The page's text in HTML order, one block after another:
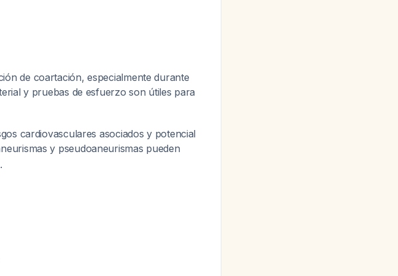
de coartación, especialmente durante
y pruebas de esfuerzo son útiles para
cardiovasculares asociados y potencial
y pseudoaneurismas pueden